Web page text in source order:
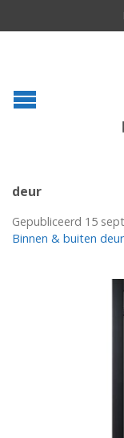
deur
Gepubliceerd 15
Binnen & buiten